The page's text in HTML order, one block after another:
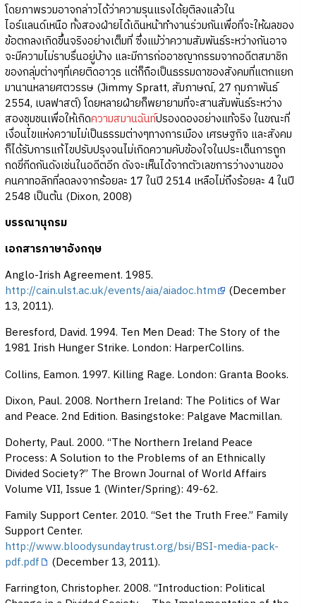
โดยภาพรวมอาจกล่าวได้ว่าความรุนแรงได้ยุติลงแล้วใน
ไอร์แลนด์เหนือ ทั้งสองฝ่ายได้เดินหน้าทำงานร่วมกันเพื่อที่จะให้ผลของ
ข้อตกลงเกิดขึ้นจริงอย่างเต็มที่ ซึ่งแม้ว่าความสัมพันธ์ระหว่างกันอาจ
จะมีความไม่ราบรื่นอยู่บ้าง และมีการก่ออาชญากรรมจากอดีตสมาชิก
ของกลุ่มต่างๆที่เคยติดอาวุธ แต่ก็ถือเป็นธรรมดาของสังคมที่แตกแยก
มานานหลายศตวรรษ (Jimmy Spratt, สัมภาษณ์, 27 กุมภาพันธ์
2554, เบลฟาสต์) โดยหลายฝ่ายก็พยายามที่จะสานสัมพันธ์ระหว่าง
สองชุมชนเพื่อให้เกิดความสมานฉันท์ปรองดองอย่างแท้จริง ในขณะที่
เงื่อนไขแห่งความไม่เป็นธรรมต่างๆทางการเมือง เศรษฐกิจ และสังคม
ก็ได้รับการแก้ไขปรับปรุงจนไม่เกิดความคับข้องใจในประเด็นการถูก
กดขี่กีดกันดังเช่นในอดีตอีก ดังจะเห็นได้จากตัวเลขการว่างงานของ
คนคาทอลิกที่ลดลงจากร้อยละ 17 ในปี 2514 เหลือไม่ถึงร้อยละ 4 ในปี
2548 เป็นต้น (Dixon, 2008)
บรรณานุกรม
เอกสารภาษาอังกฤษ
Anglo-Irish Agreement. 1985.
http://cain.ulst.ac.uk/events/aia/aiadoc.htm
(December
13, 2011).
Beresford, David. 1994. Ten Men Dead: The Story of the
1981 Irish Hunger Strike. London: HarperCollins.
Collins, Eamon. 1997. Killing Rage. London: Granta Books.
Dixon, Paul. 2008. Northern Ireland: The Politics of War
and Peace. 2nd Edition. Basingstoke: Palgave Macmillan.
Doherty, Paul. 2000. “The Northern Ireland Peace
Process: A Solution to the Problems of an Ethnically
Divided Society?” The Brown Journal of World Affairs
Volume VII, Issue 1 (Winter/Spring): 49-62.
Family Support Center. 2010. “Set the Truth Free.” Family
Support Center.
http://www.bloodysundaytrust.org/bsi/BSI-media-pack-
pdf.pdf
(December 13, 2011).
Farrington, Christopher. 2008. “Introduction: Political